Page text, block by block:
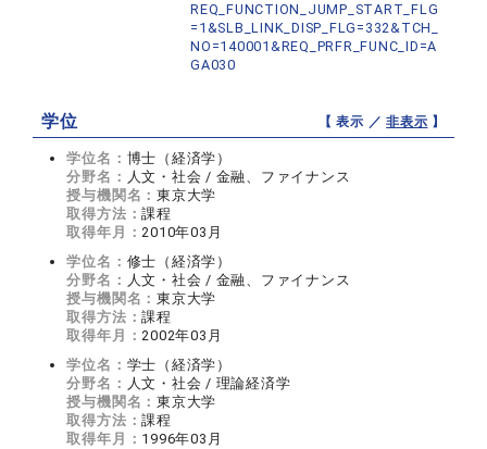
REQ_FUNCTION_JUMP_START_FLG
=1&SLB_LINK_DISP_FLG=332&TCH_
NO=140001&REQ_PRFR_FUNC_ID=A
GA030
学位 【 表示 ／非表示 】
学位名： 博士（経済学）
分野名： 人文・社会 / 金融、ファイナンス
授与機関名：東京大学
取得方法：課程
取得年月：2010年03月
学位名： 修士（経済学）
分野名： 人文・社会 / 金融、ファイナンス
授与機関名：東京大学
取得方法：課程
取得年月：2002年03月
学位名： 学士（経済学）
分野名： 人文・社会 / 理論経済学
授与機関名：東京大学
取得方法：課程
取得年月： 1996年03月